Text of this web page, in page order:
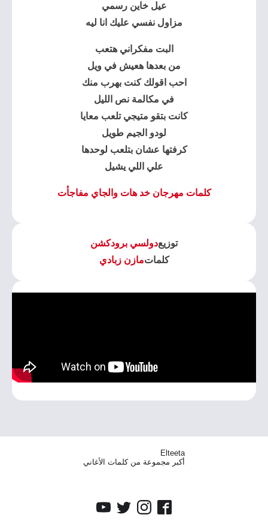
عيل خاين رسمي
مزاول نفسي عليك انا ليه
البت مفكراني هتعب
من بعدها هعيش في ويل
احب اقولك كنت بهرب منك
في مكالمة نص الليل
كانت بتقو متيجي تلعب معايا
لودو الجيم طويل
كرفتها عشان بتلعب لوحدها
علي اللي يشيل
كلمات مهرجان خد هات والجاي مفاجأت
توزيعدولسي برودكشن
كلماتمازن زبادي
Elteeta
أكبر مجموعة من كلمات الأغاني